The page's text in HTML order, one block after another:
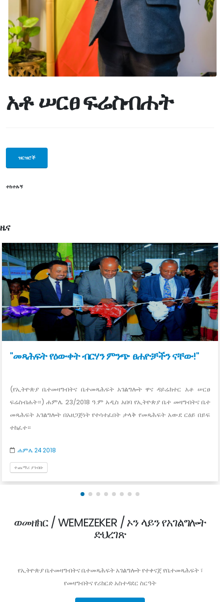
አቶ ሠርፀ ፍሬስብሐት
ዝርዝሮች
ተከተሉኝ
ዜና
"መጻሕፍት የዕውቀት ብርሃን ምንጭ ፀሐዮቻችን ናቸው!"
(የኢትዮጵያ ቤተመዛግብትና ቤተመጻሕፍት አገልግሎት ዋና ዳይሬክተር አቶ ሠርፀ
ፍሬስብሐት።) ሐምሌ 23/2018 ዓ.ም አዲስ አበባ የኢትዮጵያ ቤተ መዛግብትና ቤተ
መጻሕፍት አገልግሎት በአዘጋጅነት የተሳተፈበት ታላቅ የመጻሕፍት አውደ ርዕይ በይፍ
ተከፈተ።
ሐምሌ 24 2018
ተጨማሪ ያንብቡ
ወመዘክር / WEMEZEKER / ኦን ላይን የአገልግሎት
ድህረገጽ
የኢትዮጵያ ቤተመዛግብትና ቤተመጻሕፍት አገልግሎት የተቀናጀ የቤተመጻሕፍት ፣
የመዛግብትና የሪከርድ አስተዳደር ስርዓት